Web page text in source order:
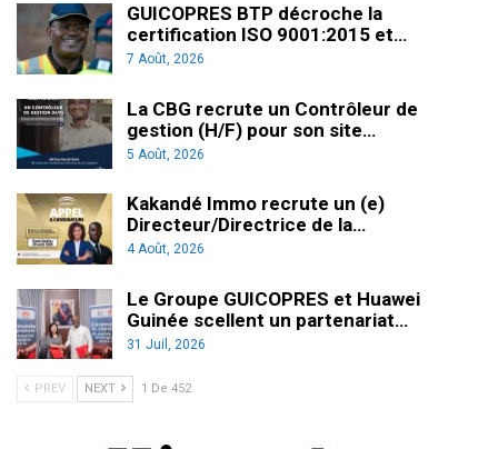
GUICOPRES BTP décroche la
certification ISO 9001:2015 et…
7 Août, 2026
La CBG recrute un Contrôleur de
gestion (H/F) pour son site…
5 Août, 2026
Kakandé Immo recrute un (e)
Directeur/Directrice de la…
4 Août, 2026
Le Groupe GUICOPRES et Huawei
Guinée scellent un partenariat…
31 Juil, 2026
PREV NEXT 1 De 452